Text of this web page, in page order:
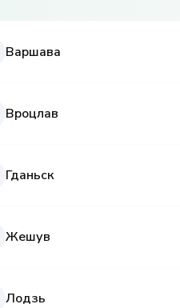
Варшава
Вроцлав
Гданьск
Жешув
Лодзь